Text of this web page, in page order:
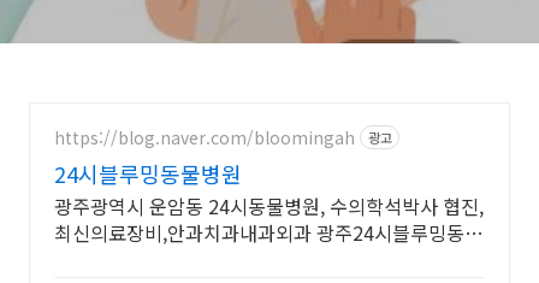
https://blog.naver.com/bloomingah 광고
24시블루밍동물병원
광주광역시 운암동 24시동물병원, 수의학석박사 협진,
최신의료장비,안과치과내과외과 광주24시블루밍동물